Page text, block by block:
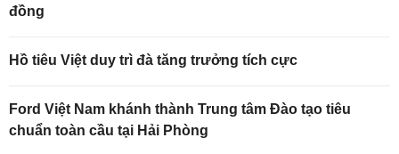
đồng
Hồ tiêu Việt duy trì đà tăng trưởng tích cực
Ford Việt Nam khánh thành Trung tâm Đào tạo tiêu
chuẩn toàn cầu tại Hải Phòng